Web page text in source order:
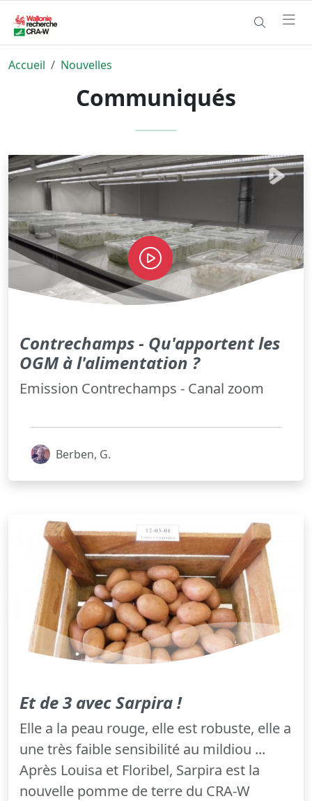
Accueil Nouvelles
Communiqués
Contrechamps - Qu'apportent les
OGM à l'alimentation ?
Emission Contrechamps - Canal zoom
Berben, G.
Et de 3 avec Sarpira !
Elle a la peau rouge, elle est robuste, elle a
une très faible sensibilité au mildiou ...
Après Louisa et Floribel, Sarpira est la
nouvelle pomme de terre du CRA-W